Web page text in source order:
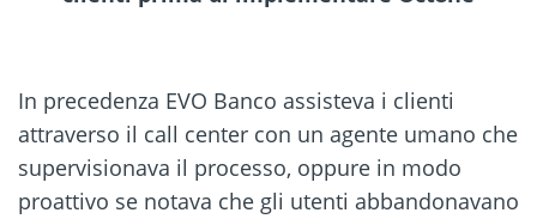
In precedenza EVO Banco assisteva i clienti
attraverso il call center con un agente umano che
supervisionava il processo, oppure in modo
proattivo se notava che gli utenti abbandonavano